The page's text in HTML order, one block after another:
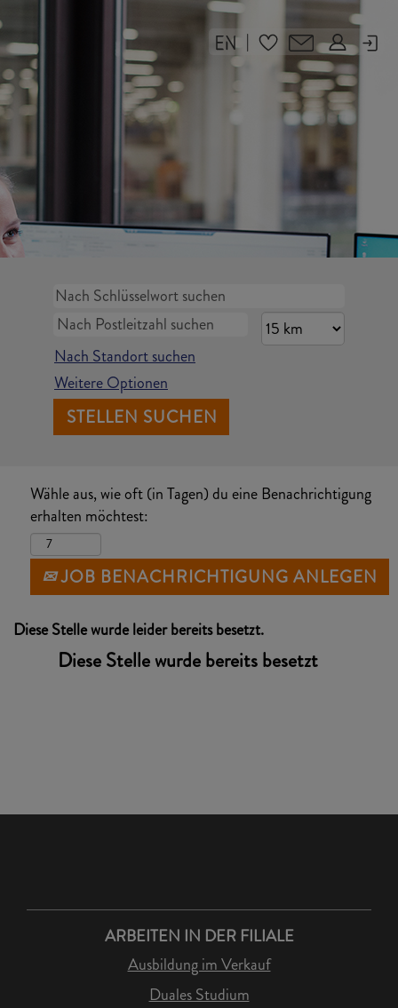
|
Nach Standort suchen
Weitere Optionen
Wähle aus, wie oft (in Tagen) du eine Benachrichtigung
erhalten möchtest:
JOB BENACHRICHTIGUNG ANLEGEN
Diese Stelle wurde leider bereits besetzt.
Diese Stelle wurde bereits besetzt
ARBEITEN IN DER FILIALE
Ausbildung im Verkauf
Duales Studium